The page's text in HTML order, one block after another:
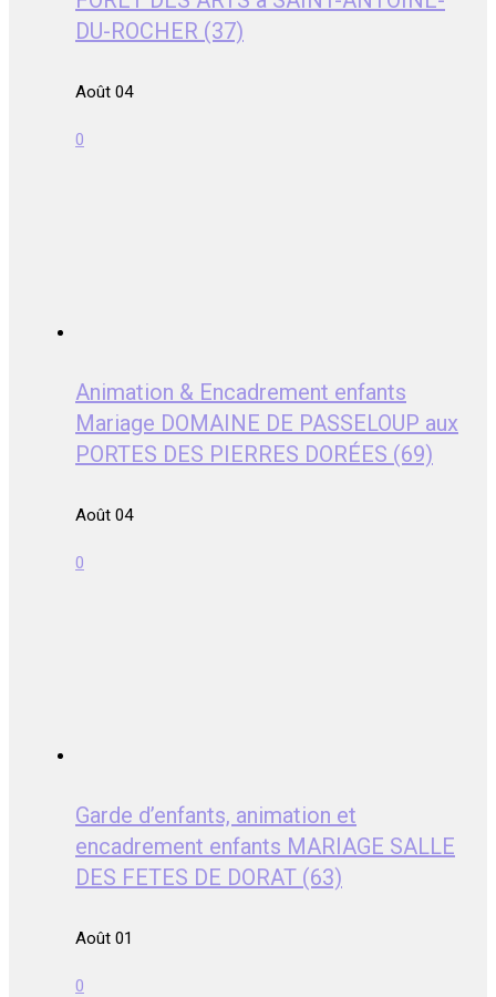
DU-ROCHER (37)
Août 04
0
Animation & Encadrement enfants
Mariage DOMAINE DE PASSELOUP aux
PORTES DES PIERRES DORÉES (69)
Août 04
0
Garde d’enfants, animation et
encadrement enfants MARIAGE SALLE
DES FETES DE DORAT (63)
Août 01
0